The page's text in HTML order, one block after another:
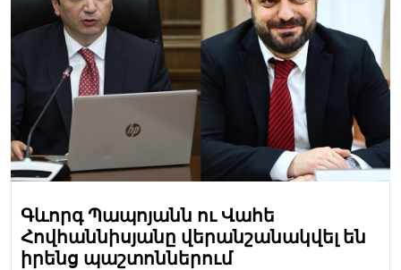
Գևորգ Պապոյանն ու Վահե
Հովհաննիսյանը վերանշանակվել են
իրենց պաշտոններում